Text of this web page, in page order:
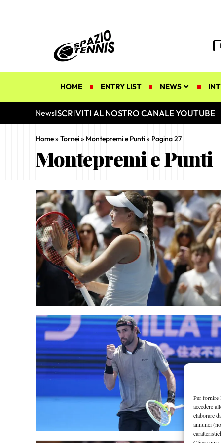
Per fornire
accedere
elaborare
annunci
HOME ENTRY LIST NEWS
NewsISCRIVITI AL NOSTRO CANALE YOUTUBE
Home» Tornei» Montepremi e Punti» Pagina 27
Montepremi e Punti